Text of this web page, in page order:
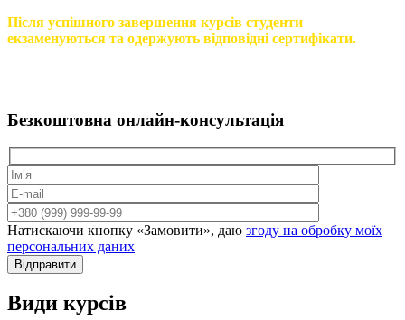
Після успішного завершення курсів студенти
екзаменуються та одержують відповідні сертифікати.
Безкоштовна онлайн-консультація
Натискаючи кнопку «Замовити», даю згоду на обробку моїх
персональних даних
Відправити
Види курсів